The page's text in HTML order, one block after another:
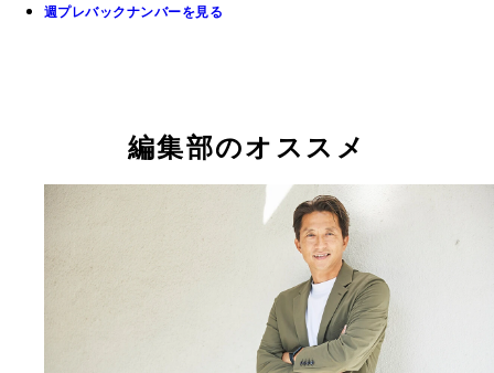
週プレバックナンバーを見る
編集部のオススメ